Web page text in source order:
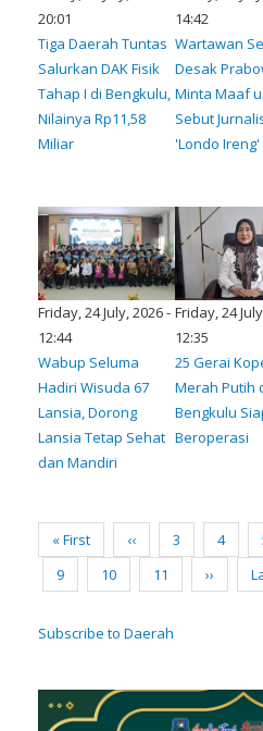
20:01
Tiga Daerah Tuntas
Salurkan DAK Fisik
Tahap I di Bengkulu,
Nilainya Rp11,58
Miliar
14:42
Wartawan
Desak
Minta Maaf
Sebut
'Londo Ireng'
Friday, 24 July, 2026 -
12:44
Wabup Seluma
Hadiri Wisuda 67
Lansia, Dorong
Lansia Tetap Sehat
dan Mandiri
Friday, 24
12:35
25 Gerai
Merah Putih
Bengkulu
Beroperasi
Pagination
First
page
« First
Previous
page
‹‹ Page
3 Page
4
Page
9 Page
10 Page
11
Next
page
››
Subscribe to Daerah